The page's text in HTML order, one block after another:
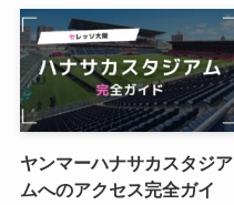
ヤンマーハナサカスタジア
ムへのアクセス完全ガイ